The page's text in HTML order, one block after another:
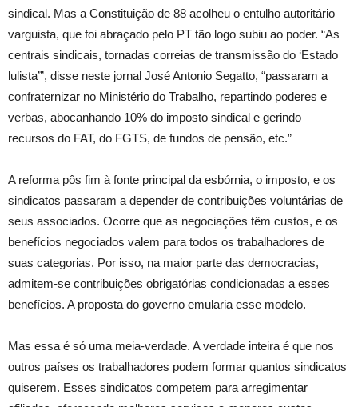
sindical. Mas a Constituição de 88 acolheu o entulho autoritário
varguista, que foi abraçado pelo PT tão logo subiu ao poder. “As
centrais sindicais, tornadas correias de transmissão do ‘Estado
lulista’”, disse neste jornal José Antonio Segatto, “passaram a
confraternizar no Ministério do Trabalho, repartindo poderes e
verbas, abocanhando 10% do imposto sindical e gerindo
recursos do FAT, do FGTS, de fundos de pensão, etc.”
A reforma pôs fim à fonte principal da esbórnia, o imposto, e os
sindicatos passaram a depender de contribuições voluntárias de
seus associados. Ocorre que as negociações têm custos, e os
benefícios negociados valem para todos os trabalhadores de
suas categorias. Por isso, na maior parte das democracias,
admitem-se contribuições obrigatórias condicionadas a esses
benefícios. A proposta do governo emularia esse modelo.
Mas essa é só uma meia-verdade. A verdade inteira é que nos
outros países os trabalhadores podem formar quantos sindicatos
quiserem. Esses sindicatos competem para arregimentar